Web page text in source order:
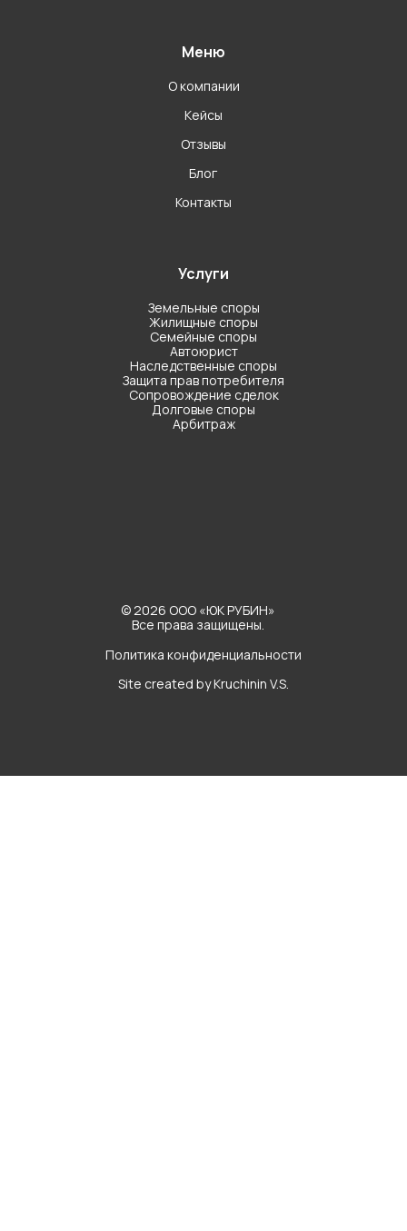
© 2026 ООО «ЮК РУБИН»
Все права защищены.
Site created by Kruchinin V.S.
Политика конфиденциальности
Меню
О компании
Кейсы
Отзывы
Блог
Контакты
Земельные споры
Жилищные споры
Семейные споры
Автоюрист
Наследственные споры
Защита прав потребителя
Сопровождение сделок
Долговые споры
Арбитраж
Услуги